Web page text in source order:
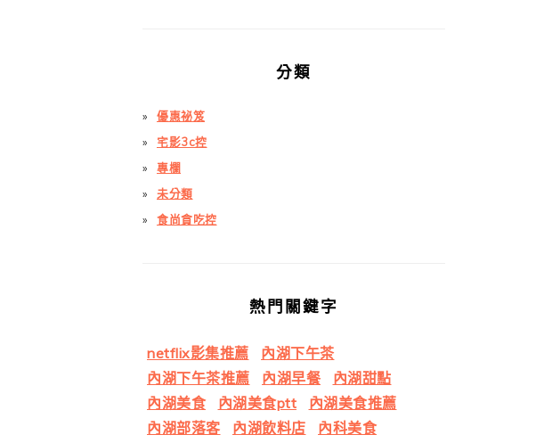
分類
優惠祕笈
宅影3c控
專欄
未分類
食尚貪吃控
熱門關鍵字
netflix影集推薦
內湖下午茶
內湖下午茶推薦
內湖早餐
內湖甜點
內湖美食
內湖美食ptt
內湖美食推薦
內湖部落客
內湖飲料店
內科美食